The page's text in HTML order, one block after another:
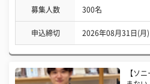
募集人数 300名
申込締切 2026年08月31日(月
【ソ